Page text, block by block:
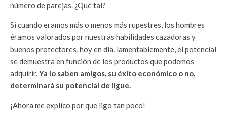
número de parejas. ¿Qué tal?
Si cuando eramos más o menos más rupestres, los hombres
éramos valorados por nuestras habilidades cazadoras y
buenos protectores, hoy en día, lamentablemente, el potencial
se demuestra en función de los productos que podemos
adquirir.Ya lo saben amigos, su éxito económico o no,
determinará su potencial de ligue.
¡Ahora me explico por que ligo tan poco!